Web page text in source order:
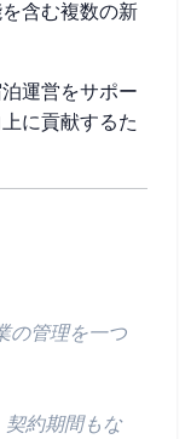
含む複数の新
運営をサポー
に貢献するた
の管理を一つ
約期間もな